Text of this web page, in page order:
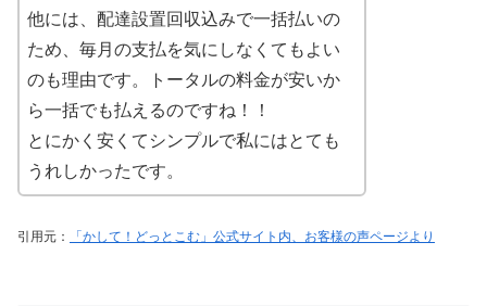
他には、配達設置回収込みで一括払いの
ため、毎月の支払を気にしなくてもよい
のも理由です。トータルの料金が安いか
ら一括でも払えるのですね！！
とにかく安くてシンプルで私にはとても
うれしかったです。
引用元： 「かして！どっとこむ」公式サイト内、お客様の声ページより